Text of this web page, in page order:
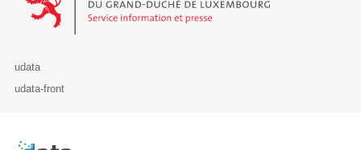
udata
udata-front